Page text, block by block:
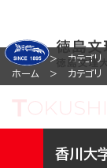
ホーム カテゴリ
ホーム
カテゴリ
香川大